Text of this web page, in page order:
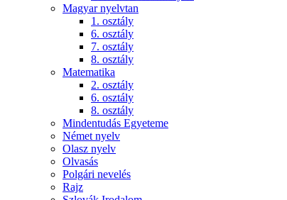
Magyar nyelvtan
1. osztály
6. osztály
7. osztály
8. osztály
Matematika
2. osztály
6. osztály
8. osztály
Mindentudás Egyeteme
Német nyelv
Olasz nyelv
Olvasás
Polgári nevelés
Rajz